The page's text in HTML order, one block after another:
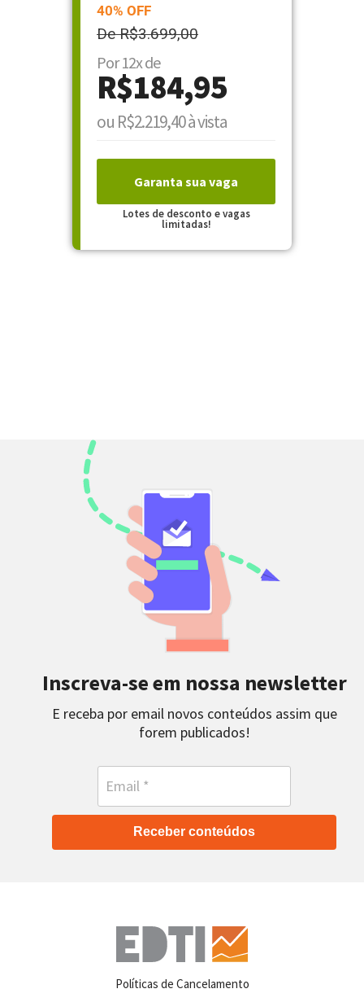
40% OFF
De R$3.699,00
Por 12x de
R$184,95
ou R$2.219,40 à vista
Garanta sua vaga
Lotes de desconto e vagas
limitadas!
Inscreva-se em nossa newsletter
E receba por email novos conteúdos assim que
forem publicados!
Receber conteúdos
Políticas de Cancelamento